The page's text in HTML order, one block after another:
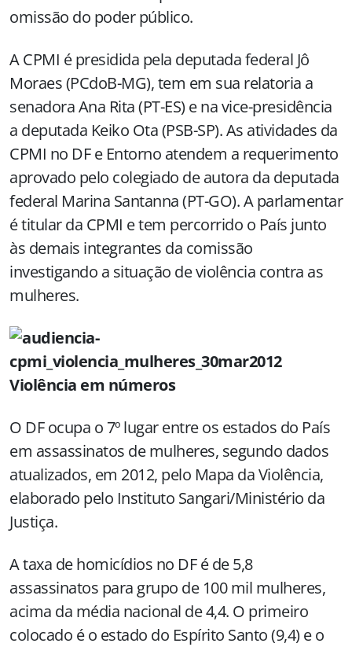
omissão do poder público.
A CPMI é presidida pela deputada federal Jô
Moraes (PCdoB-MG), tem em sua relatoria a
senadora Ana Rita (PT-ES) e na vice-presidência
a deputada Keiko Ota (PSB-SP). As atividades da
CPMI no DF e Entorno atendem a requerimento
aprovado pelo colegiado de autora da deputada
federal Marina Santanna (PT-GO). A parlamentar
é titular da CPMI e tem percorrido o País junto
às demais integrantes da comissão
investigando a situação de violência contra as
mulheres.
Violência em números
O DF ocupa o 7º lugar entre os estados do País
em assassinatos de mulheres, segundo dados
atualizados, em 2012, pelo Mapa da Violência,
elaborado pelo Instituto Sangari/Ministério da
Justiça.
A taxa de homicídios no DF é de 5,8
assassinatos para grupo de 100 mil mulheres,
acima da média nacional de 4,4. O primeiro
colocado é o estado do Espírito Santo (9,4) e o